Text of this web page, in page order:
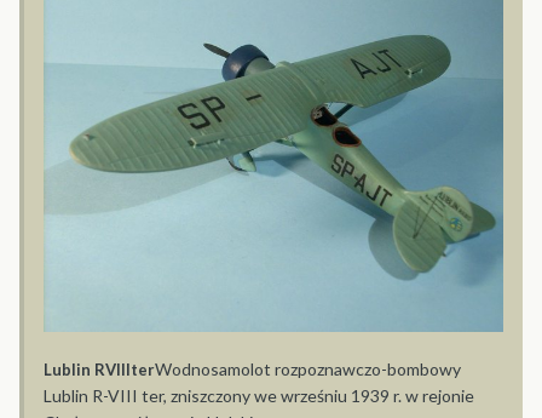
Lublin RVIIIterWodnosamolot rozpoznawczo-bombowy
Lublin R-VIII ter, zniszczony we wrześniu 1939 r. w rejonie